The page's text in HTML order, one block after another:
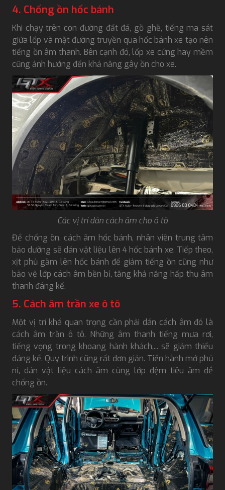
4. Chống ồn hốc bánh
Khi chạy trên con đường đất đá, gồ ghề, tiếng ma sát
giữa lốp và mặt đường truyền qua hốc bánh xe tạo nên
tiếng ồn âm thanh. Bên cạnh đó, lốp xe cứng hay mềm
cũng ảnh hưởng đến khả năng gây ồn cho xe.
Các vị trí dán cách âm cho ô tô
Để chống ồn, cách âm hốc bánh, nhân viên trung tâm
bảo dưỡng sẽ dán vật liệu lên 4 hốc bánh xe. Tiếp theo,
xịt phủ gầm lên hốc bánh để giảm tiếng ồn cũng như
bảo vệ lớp cách âm bền bỉ, tăng khả năng hấp thụ âm
thanh đáng kể.
5. Cách âm trần xe ô tô
Một vị trí khá quan trọng cần phải dán cách âm đó là
cách âm trần ô tô. Những âm thanh tiếng mưa rơi,
tiếng vọng trong khoang hành khách,... sẽ giảm thiểu
đáng kể. Quy trình cũng rất đơn giản. Tiến hành mở phủ
nỉ, dán vật liệu cách âm cùng lớp đệm tiêu âm để
chống ồn.